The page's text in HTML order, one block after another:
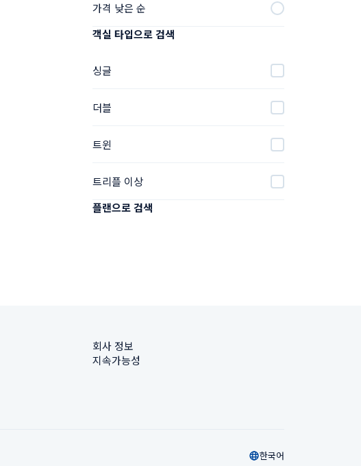
가격 낮은 순
객실 타입으로 검색
싱글
더블
트윈
트리플 이상
플랜으로 검색
회사 정보
지속가능성
한국어